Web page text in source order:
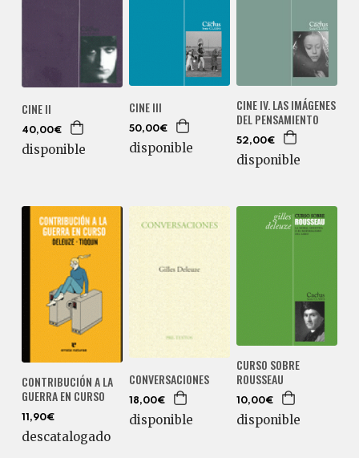
CINE II
40,00€
disponible
CINE III
50,00€
disponible
CINE IV. LAS IMÁGENES
DEL PENSAMIENTO
52,00€
disponible
CONTRIBUCIÓN A LA
GUERRA EN CURSO
11,90€
descatalogado
CONVERSACIONES
18,00€
disponible
CURSO SOBRE
ROUSSEAU
10,00€
disponible